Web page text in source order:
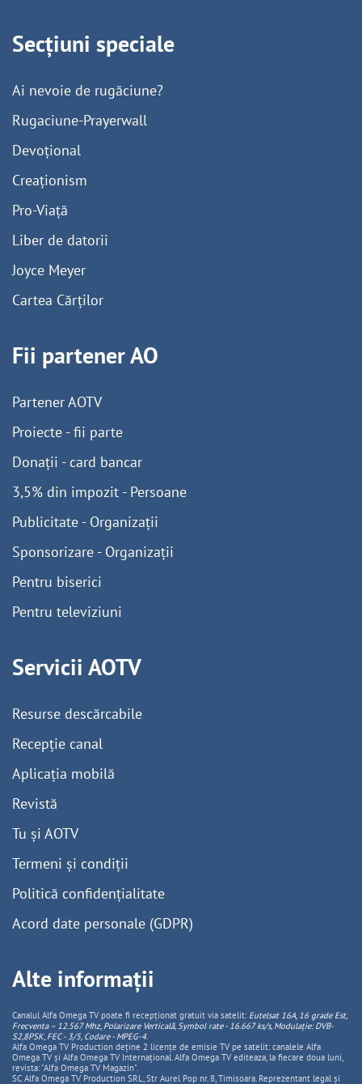
Secțiuni speciale
Ai nevoie de rugăciune?
Rugaciune-Prayerwall
Devoțional
Creaționism
Pro-Viață
Liber de datorii
Joyce Meyer
Cartea Cărților
Fii partener AO
Partener AOTV
Proiecte - fii parte
Donații - card bancar
3,5% din impozit - Persoane
Publicitate - Organizații
Sponsorizare - Organizații
Pentru biserici
Pentru televiziuni
Servicii AOTV
Resurse descărcabile
Recepție canal
Aplicația mobilă
Revistă
Tu și AOTV
Termeni și condiții
Politică confidențialitate
Acord date personale (GDPR)
Alte informații
Canalul Alfa Omega TV poate fi recepționat gratuit via satelit: Eutelsat 16A, 16 grade Est,
Frecventa – 12.567 Mhz, PolarizareVerticală, Symbol rate - 16.667 ks/s, Modulație: DVB-
S2,8PSK, FEC - 3/5, Codare - MPEG-4.
Alfa Omega TV Production deține 2 licențe de emisie TV pe satelit: canalele Alfa
Omega TV și Alfa Omega TV Internațional. Alfa Omega TV editeaza, la fiecare doua luni,
revista: "Alfa Omega TV Magazin".
SC Alfa Omega TV Production SRL, Str Aurel Pop nr. 8, Timisoara. Reprezentant legal și